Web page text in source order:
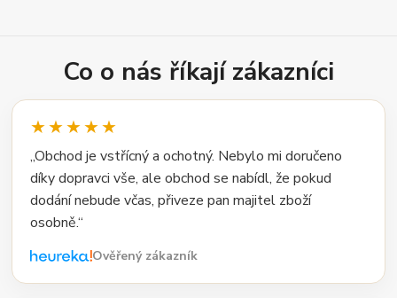
Co o nás říkají zákazníci
★★★★★
„Obchod je vstřícný a ochotný. Nebylo mi doručeno
díky dopravci vše, ale obchod se nabídl, že pokud
dodání nebude včas, přiveze pan majitel zboží
osobně.“
Ověřený zákazník